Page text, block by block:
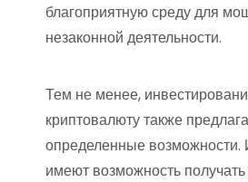
благоприятную среду для
незаконной деятельности.
Тем не менее,
криптовалюту также
определенные возможности.
имеют возможность